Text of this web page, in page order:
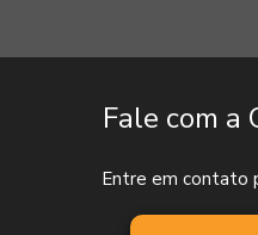
Fale com a
Entre em contato